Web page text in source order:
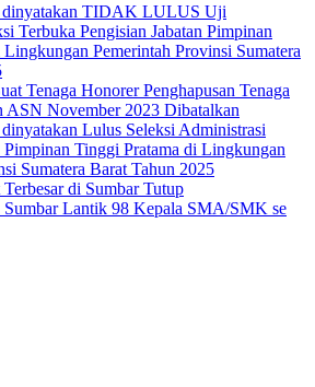
dinyatakan TIDAK LULUS Uji
Terbuka Pengisian Jabatan Pimpinan
Pemerintah Provinsi Sumatera
Tenaga Honorer Penghapusan Tenaga
ASN November 2023 Dibatalkan
Lulus Seleksi Administrasi
Pimpinan Tinggi Pratama di Lingkungan
Sumatera Barat Tahun 2025
di Sumbar Tutup
Sumbar Lantik 98 Kepala SMA/SMK se